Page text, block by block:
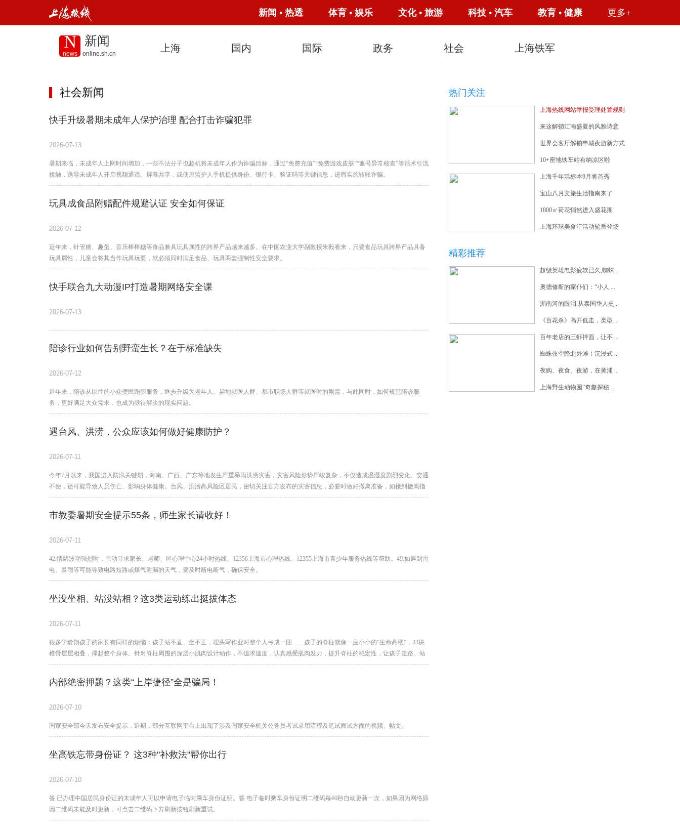
新闻 • 热透 体育 • 娱乐 文化• 旅游 科技 • 汽车 教育 • 健康 更多+
N
news
新闻
online.sh.cn 上海 国内 国际 政务 社会 上海铁军
社会新闻
快手升级暑期未成年人保护治理 配合打击诈骗犯罪
2026-07-13
暑期来临，未成年人上网时间增加，一些不法分子也趁机将未成年人作为诈骗目标，通过“免费充值”“免费游戏皮肤”“账号异常核查”等话术引流
接触，诱导未成年人开启视频通话、屏幕共享，或使用监护人手机提供身份、银行卡、验证码等关键信息，进而实施转账诈骗。
玩具成食品附赠配件规避认证 安全如何保证
2026-07-12
近年来，针管糖、趣蛋、音乐棒棒糖等食品兼具玩具属性的跨界产品越来越多。在中国农业大学副教授朱毅看来，只要食品玩具跨界产品具备
玩具属性，儿童会将其当作玩具玩耍，就必须同时满足食品、玩具两套强制性安全要求。
快手联合九大动漫IP打造暑期网络安全课
2026-07-13
陪诊行业如何告别野蛮生长？在于标准缺失
2026-07-12
近年来，陪诊从以往的小众便民跑腿服务，逐步升级为老年人、异地就医人群、都市职场人群等就医时的刚需，与此同时，如何规范陪诊服
务，更好满足大众需求，也成为亟待解决的现实问题。
遇台风、洪涝，公众应该如何做好健康防护？
2026-07-11
今年7月以来，我国进入防汛关键期，海南、广西、广东等地发生严重暴雨洪涝灾害，灾害风险形势严峻复杂，不仅造成温湿度剧烈变化、交通
不便，还可能导致人员伤亡、影响身体健康。台风、洪涝高风险区居民，密切关注官方发布的灾害信息，必要时做好撤离准备，如接到撤离指
令，配合相关部门有序撤离。
市教委暑期安全提示55条，师生家长请收好！
2026-07-11
42.情绪波动强烈时，主动寻求家长、老师、区心理中心24小时热线、12356上海市心理热线、12355上海市青少年服务热线等帮助。49.如遇到雷
电、暴雨等可能导致电路短路或煤气泄漏的天气，要及时断电断气，确保安全。
坐没坐相、站没站相？这3类运动练出挺拔体态
2026-07-11
很多学龄期孩子的家长有同样的烦恼：孩子站不直、坐不正，埋头写作业时整个人弓成一团……孩子的脊柱就像一座小小的“生命高楼”，33块
椎骨层层相叠，撑起整个身体。针对脊柱周围的深层小肌肉设计动作，不追求速度，认真感受肌肉发力，提升脊柱的稳定性，让孩子走路、站
姿更挺拔。
内部绝密押题？这类“上岸捷径”全是骗局！
2026-07-10
国家安全部今天发布安全提示，近期，部分互联网平台上出现了涉及国家安全机关公务员考试录用流程及笔试面试方面的视频、帖文。
坐高铁忘带身份证？ 这3种"补救法"帮你出行
2026-07-10
答 已办理中国居民身份证的未成年人可以申请电子临时乘车身份证明。答 电子临时乘车身份证明二维码每60秒自动更新一次，如果因为网络原
因二维码未能及时更新，可点击二维码下方刷新按钮刷新重试。
热门关注
上海热线网站举报受理处置规则
来这解锁江南盛夏的风雅诗意
世界会客厅解锁申城夜游新方式
10+座地铁车站有纳凉区啦
上海千年活标本9月将首秀
宝山八月文旅生活指南来了
1800㎡荷花悄然进入盛花期
上海环球美食汇活动轮番登场
精彩推荐
超级英雄电影疲软已久,蜘蛛...
奥德修斯的家仆们：“小人 ...
湄南河的眼泪:从泰国华人史...
《百花杀》高开低走，类型 ...
百年老店的三虾拌面，让不 ...
蜘蛛侠空降北外滩！沉浸式 ...
夜购、夜食、夜游，在黄浦 ...
上海野生动物园“奇趣探秘 ...